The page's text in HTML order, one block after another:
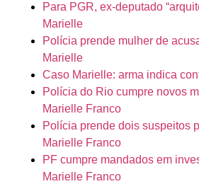
Para PGR, ex-deputado
Marielle
Polícia prende mulher de
Marielle
Caso Marielle: arma indica
Polícia do Rio cumpre novos
Marielle Franco
Polícia prende dois suspeitos
Marielle Franco
PF cumpre mandados em
Marielle Franco